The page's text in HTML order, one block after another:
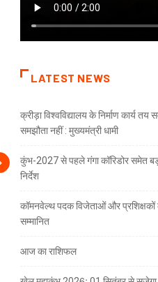
LATEST NEWS
क्रीड़ा विश्वविद्यालय के निर्माण कार्य तय
समझौता नहीं : मुख्यमंत्री धामी
कुंभ-2027 से पहले गंगा कॉरिडोर समेत
निर्देश
कॉमनवेल्थ पदक विजेताओं और प्रशिक्षकों
सम्मानित
आज का राशिफल